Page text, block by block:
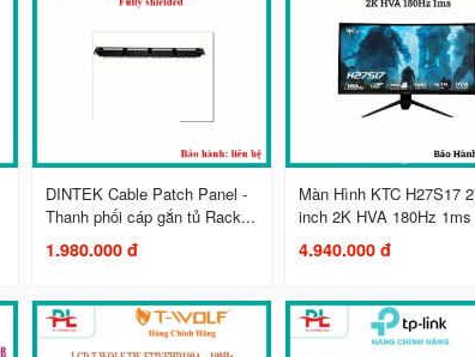
DINTEK Cable Patch Panel -
Thanh phối cáp gắn tủ Rack...
1.980.000 đ
Màn Hình KTC H27S17
inch 2K HVA 180Hz 1ms
4.940.000 đ